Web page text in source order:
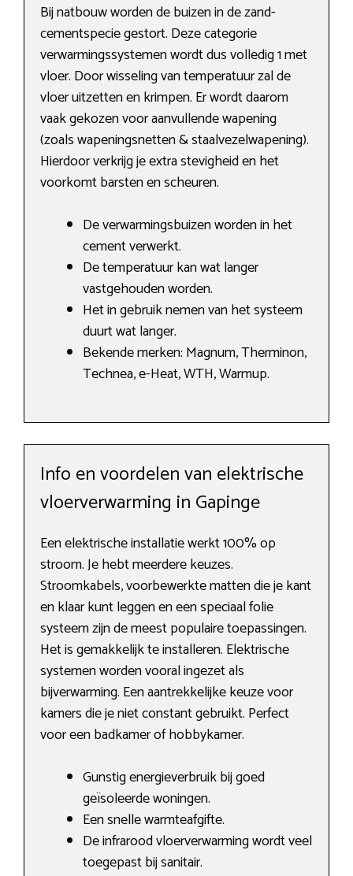
Bij natbouw worden de buizen in de zand-
cementspecie gestort. Deze categorie
verwarmingssystemen wordt dus volledig 1 met
vloer. Door wisseling van temperatuur zal de
vloer uitzetten en krimpen. Er wordt daarom
vaak gekozen voor aanvullende wapening
(zoals wapeningsnetten & staalvezelwapening).
Hierdoor verkrijg je extra stevigheid en het
voorkomt barsten en scheuren.
De verwarmingsbuizen worden in het
cement verwerkt.
De temperatuur kan wat langer
vastgehouden worden.
Het in gebruik nemen van het systeem
duurt wat langer.
Bekende merken: Magnum, Therminon,
Technea, e-Heat, WTH, Warmup.
Info en voordelen van elektrische
vloerverwarming in Gapinge
Een elektrische installatie werkt 100% op
stroom. Je hebt meerdere keuzes.
Stroomkabels, voorbewerkte matten die je kant
en klaar kunt leggen en een speciaal folie
systeem zijn de meest populaire toepassingen.
Het is gemakkelijk te installeren. Elektrische
systemen worden vooral ingezet als
bijverwarming. Een aantrekkelijke keuze voor
kamers die je niet constant gebruikt. Perfect
voor een badkamer of hobbykamer.
Gunstig energieverbruik bij goed
geïsoleerde woningen.
Een snelle warmteafgifte.
De infrarood vloerverwarming wordt veel
toegepast bij sanitair.